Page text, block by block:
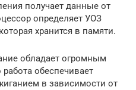
получает данные от
определяет УОЗ
хранится в памяти.
обладает огромным
обеспечивает
в зависимости от